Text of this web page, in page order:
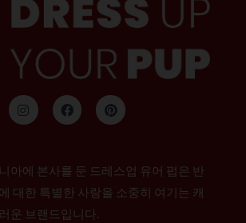
인
스
타
F
a
c
o
o
k
P
i
n
r
e
s
t
아에 본사를 둔 드레스업 유어 펍은 반
대한 특별한 사랑을 소중히 여기는 캐
운 브랜드입니다.